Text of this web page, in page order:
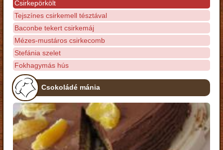
Csirkepörkölt
Tejszínes csirkemell tésztával
Baconbe tekert csirkemáj
Mézes-mustáros csirkecomb
Stefánia szelet
Fokhagymás hús
Csokoládé mánia